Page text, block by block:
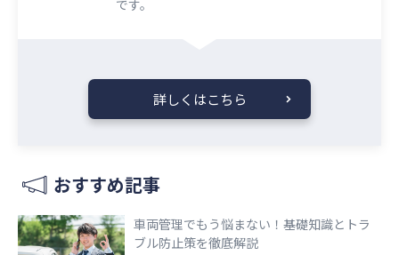
です。
詳しくはこちら
おすすめ記事
車両管理でもう悩まない！基礎知識とトラ
ブル防止策を徹底解説